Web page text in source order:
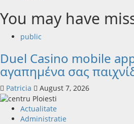
You may have
public
Duel Casino mobile
αγαπημένα σας
Patricia August 7, 2026
Actualitate
Administratie